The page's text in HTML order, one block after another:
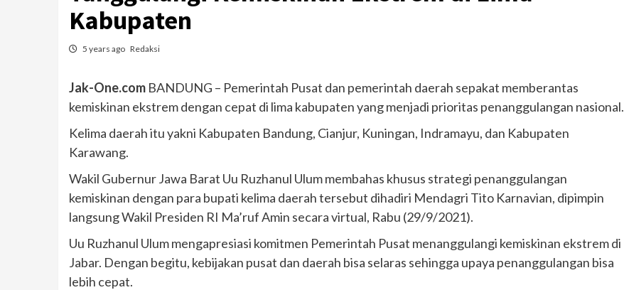
Kabupaten
5 years ago Redaksi
Jak-One.com BANDUNG – Pemerintah Pusat dan pemerintah daerah sepakat memberantas
kemiskinan ekstrem dengan cepat di lima kabupaten yang menjadi prioritas penanggulangan nasional.
Kelima daerah itu yakni Kabupaten Bandung, Cianjur, Kuningan, Indramayu, dan Kabupaten
Karawang.
Wakil Gubernur Jawa Barat Uu Ruzhanul Ulum membahas khusus strategi penanggulangan
kemiskinan dengan para bupati kelima daerah tersebut dihadiri Mendagri Tito Karnavian, dipimpin
langsung Wakil Presiden RI Ma’ruf Amin secara virtual, Rabu (29/9/2021).
Uu Ruzhanul Ulum mengapresiasi komitmen Pemerintah Pusat menanggulangi kemiskinan ekstrem di
Jabar. Dengan begitu, kebijakan pusat dan daerah bisa selaras sehingga upaya penanggulangan bisa
lebih cepat.